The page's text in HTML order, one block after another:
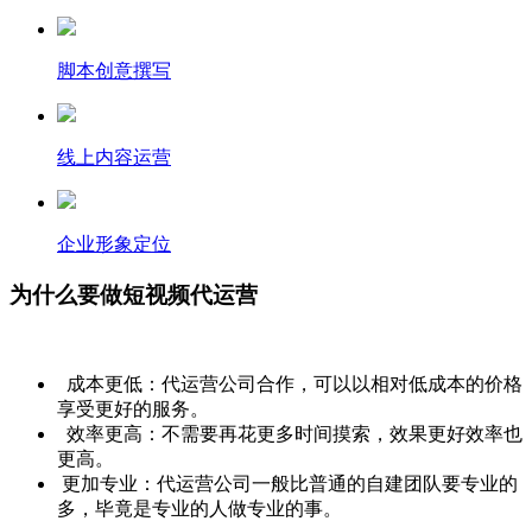
脚本创意撰写
线上内容运营
企业形象定位
为什么要做短视频代运营
成本更低：代运营公司合作，可以以相对低成本的价格
享受更好的服务。
效率更高：不需要再花更多时间摸索，效果更好效率也
更高。
更加专业：代运营公司一般比普通的自建团队要专业的
多，毕竟是专业的人做专业的事。